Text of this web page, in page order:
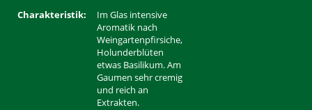
Charakteristik:
Im Glas intensive
Aromatik nach
Weingartenpfirsiche,
Holunderblüten
etwas Basilikum. Am
Gaumen sehr cremig
und reich an
Extrakten.